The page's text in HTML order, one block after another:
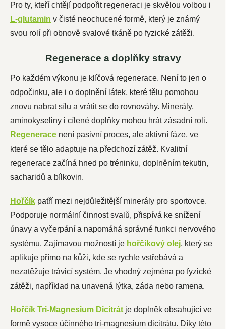
Pro ty, kteří chtějí podpořit regeneraci je skvělou volbou i
L-glutamin v čisté neochucené formě, který je známý
svou rolí při obnově svalové tkáně po fyzické zátěži.
Regenerace a doplňky stravy
Po každém výkonu je klíčová regenerace. Není to jen o
odpočinku, ale i o doplnění látek, které tělu pomohou
znovu nabrat sílu a vrátit se do rovnováhy. Minerály,
aminokyseliny i cílené doplňky mohou hrát zásadní roli.
Regenerace není pasivní proces, ale aktivní fáze, ve
které se tělo adaptuje na předchozí zátěž. Kvalitní
regenerace začíná hned po tréninku, doplněním tekutin,
sacharidů a bílkovin.
Hořčík patří mezi nejdůležitější minerály pro sportovce.
Podporuje normální činnost svalů, přispívá ke snížení
únavy a vyčerpání a napomáhá správné funkci nervového
systému. Zajímavou možností je hořčíkový olej, který se
aplikuje přímo na kůži, kde se rychle vstřebává a
nezatěžuje trávicí systém. Je vhodný zejména po fyzické
zátěži, například na unavená lýtka, záda nebo ramena.
Hořčík Tri-Magnesium Dicitrát je doplněk obsahující ve
formě vysoce účinného tri-magnesium dicitrátu. Díky této